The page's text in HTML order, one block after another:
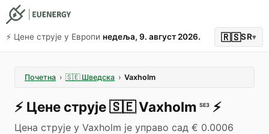
⚡️ Цене струје у Европи недеља, 9. август 2026. 🇷🇸SR▾
Почетна › 🇸🇪 Шведска › Vaxholm
⚡️ Цене струје🇸🇪Vaxholm SE3 ⚡️
Цена струје у Vaxholm је управо сад € 0.0006